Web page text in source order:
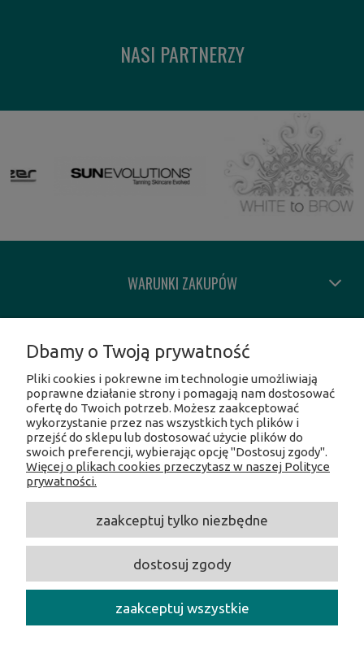
NASI PARTNERZY
WARUNKI ZAKUPÓW
INFORMACJE O SKLEPIE
SOCIAL MEDIA
Facebook
Linkedin
Youtube
CentrumOpalania/ Hołubcowa 49, 02-821 Warszawa /NIP:
609017017 / E-mail:centrumopalania@wp.pl
Dbamy o Twoją prywatność
Pliki cookies i pokrewne im technologie umożliwiają
poprawne działanie strony i pomagają nam dostosować
ofertę do Twoich potrzeb. Możesz zaakceptować
wykorzystanie przez nas wszystkich tych plików i
przejść do sklepu lub dostosować użycie plików do
swoich preferencji, wybierając opcję "Dostosuj zgody".
Więcej o plikach cookies przeczytasz w naszej Polityce
prywatności.
zaakceptuj tylko niezbędne
dostosuj zgody
zaakceptuj wszystkie